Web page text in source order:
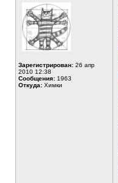
Зарегистрирован: 26 апр
2010 12:38
Сообщения: 1963
Откуда: Химки